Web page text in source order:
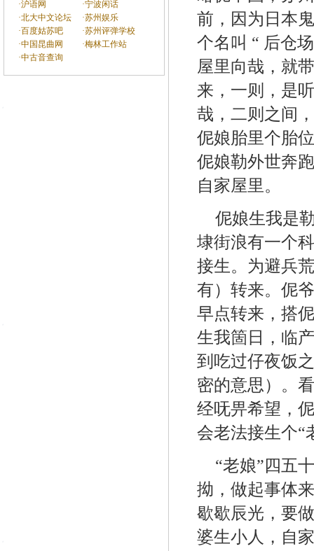
·沪语网
·宁波闲话
·北大中文论坛
·苏州娱乐
·百度姑苏吧
·苏州评弹学校
·中国昆曲网
·梅林工作站
·中古音查询
前，因为日本
个名叫 “ 后仓
屋里向哉，就
来，一则，是
哉，二则之间
伲娘胎里个胎
伲娘勒外世奔
自家屋里。
伲娘生我是
埭街浪有一个
接生。为避兵
有）转来。伲
早点转来，搭
生我箇日，临
到吃过仔夜饭
密的意思）。
经呒畀希望，
会老法接生个“
“老娘”四五
拗，做起事体
歇歇辰光，要
婆生小人，自